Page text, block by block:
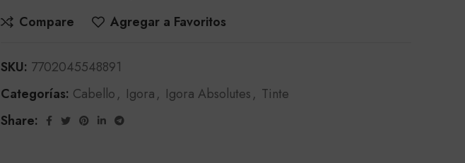
Compare
Agregar a Favoritos
SKU: 7702045548891
Categorías: Cabello, Igora, Igora Absolutes, Tinte
Share: